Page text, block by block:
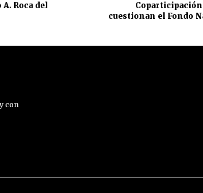
Roca del
cuestionan el Fondo
con